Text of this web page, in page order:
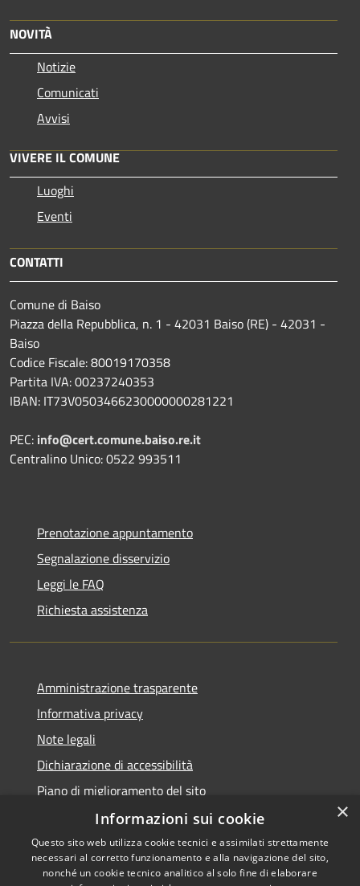
NOVITÀ
Notizie
Comunicati
Avvisi
VIVERE IL COMUNE
Luoghi
Eventi
CONTATTI
Comune di Baiso
Piazza della Repubblica, n. 1 - 42031 Baiso (RE) - 42031 -
Baiso
Codice Fiscale: 80019170358
Partita IVA: 00237240353
IBAN: IT73V0503466230000000281221
PEC: info@cert.comune.baiso.re.it
Centralino Unico: 0522 993511
Prenotazione appuntamento
Segnalazione disservizio
Leggi le FAQ
Richiesta assistenza
Amministrazione trasparente
Informativa privacy
Note legali
Dichiarazione di accessibilità
Piano di miglioramento del sito
Copyright © 2026 • Comune di
×
Informazioni sui cookie
Questo sito web utilizza cookie tecnici e assimilati strettamente
necessari al corretto funzionamento e alla navigazione del sito,
nonché un cookie tecnico analitico al solo fine di elaborare